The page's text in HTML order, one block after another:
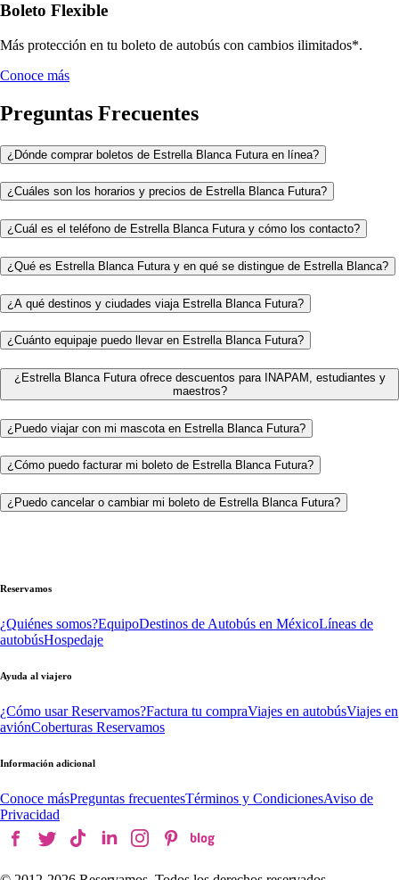
Boleto Flexible
Más protección en tu boleto de autobús con cambios ilimitados*.
Conoce más
Preguntas Frecuentes
¿Dónde comprar boletos de Estrella Blanca Futura en línea?
¿Cuáles son los horarios y precios de Estrella Blanca Futura?
¿Cuál es el teléfono de Estrella Blanca Futura y cómo los contacto?
¿Qué es Estrella Blanca Futura y en qué se distingue de Estrella Blanca?
¿A qué destinos y ciudades viaja Estrella Blanca Futura?
¿Cuánto equipaje puedo llevar en Estrella Blanca Futura?
¿Estrella Blanca Futura ofrece descuentos para INAPAM, estudiantes y
maestros?
¿Puedo viajar con mi mascota en Estrella Blanca Futura?
¿Cómo puedo facturar mi boleto de Estrella Blanca Futura?
¿Puedo cancelar o cambiar mi boleto de Estrella Blanca Futura?
Reservamos
¿Quiénes somos?EquipoDestinos de Autobús en MéxicoLíneas de
autobúsHospedaje
Ayuda al viajero
¿Cómo usar Reservamos?Factura tu compraViajes en autobúsViajes en
aviónCoberturas Reservamos
Información adicional
Conoce másPreguntas frecuentesTérminos y CondicionesAviso de
Privacidad